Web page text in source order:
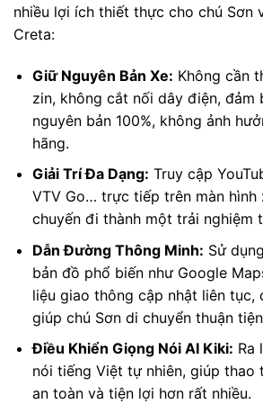
nhiều lợi ích thiết thực cho chú Sơn
Creta:
Giữ Nguyên Bản Xe: Không cần
zin, không cắt nối dây điện, đảm
nguyên bản 100%, không ảnh
hãng.
Giải Trí Đa Dạng: Truy cập
VTV Go… trực tiếp trên màn hình
chuyến đi thành một trải nghiệm
Dẫn Đường Thông Minh: Sử
bản đồ phổ biến như Google
liệu giao thông cập nhật liên tục,
giúp chú Sơn di chuyển thuận
Điều Khiển Giọng Nói AI Kiki: Ra
nói tiếng Việt tự nhiên, giúp thao
an toàn và tiện lợi hơn rất nhiều.